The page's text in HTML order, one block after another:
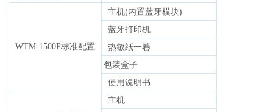
WTM-1500P标准配置
主机(内置蓝牙模块)
蓝牙打印机
热敏纸一卷
包装盒子
使用说明书
主机